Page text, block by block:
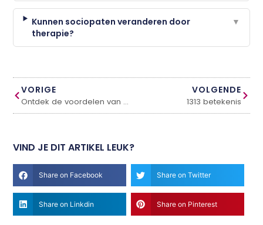
Kunnen sociopaten veranderen door
therapie?
▼
VORIGE
Ontdek de voordelen van een appartement kopen aan de Costa del Sol
VOLGENDE
1313 betekenis
VIND JE DIT ARTIKEL LEUK?
Share on Facebook Share on Twitter
Share on Linkdin Share on Pinterest